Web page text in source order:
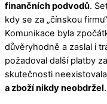
finančních podvodů.
kdy se za „čínskou
Komunikace byla
důvěryhodně a zaslal i
požadoval další platby
skutečnosti
a zboží nikdy neobdržel.